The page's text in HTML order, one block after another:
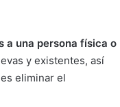
a una persona física o
y existentes, así
eliminar el